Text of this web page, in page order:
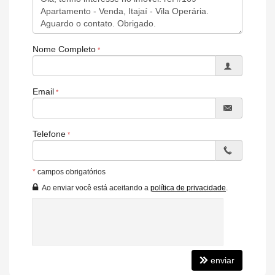
- Espaço crianças
- Salão de festas
- Banda de garagem
- Lugar para animais de estimação
- Parque infantil
- Mercado doméstico
Nome Completo
Email
Telefone
* campos obrigatórios
Ao enviar você está aceitando a política de privacidade.
enviar